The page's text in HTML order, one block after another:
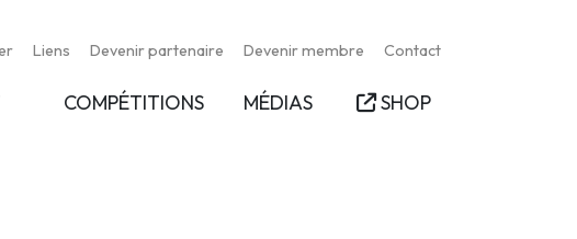
Liens Devenir partenaire Devenir membre Contact
COMPÉTITIONS MÉDIAS SHOP